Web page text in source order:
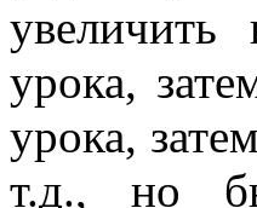
урока,
урока,
т.д., но